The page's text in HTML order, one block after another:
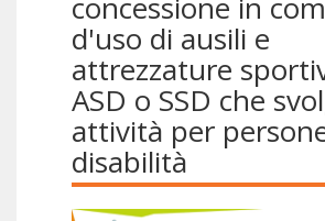
d'uso di ausili e
attrezzature
ASD o SSD che
attività per
disabilità